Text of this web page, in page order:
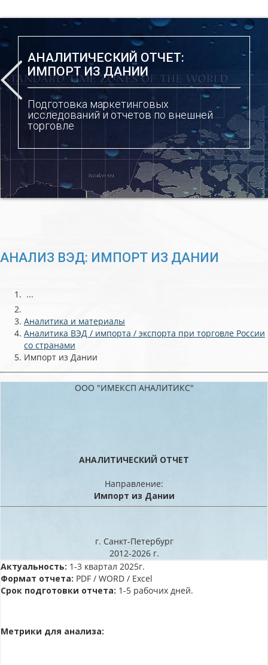
АНАЛИТИЧЕСКИЙ ОТЧЕТ:
ИМПОРТ ИЗ ДАНИИ
Подготовка маркетинговых
исследований и отчетов по внешней
торговле
АНАЛИЗ ВЭД: ИМПОРТ ИЗ ДАНИИ
...
Аналитика и материалы
Аналитика ВЭД / импорта / экспорта при торговле России
со странами
Импорт из Дании
ООО "ИМЕКСП АНАЛИТИКС"
АНАЛИТИЧЕСКИЙ ОТЧЕТ
Направление:
Импорт из Дании
г. Санкт-Петербург
2012-2026 г.
Актуальность: 1-3 квартал 2025г.
Формат отчета: PDF / WORD / Excel
Срок подготовки отчета: 1-5 рабочих дней.
Метрики для анализа: